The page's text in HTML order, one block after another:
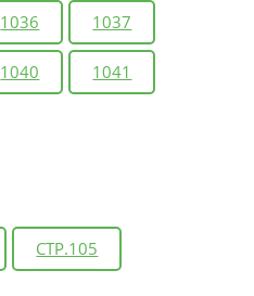
1036 1037
1040 1041
СТР.105